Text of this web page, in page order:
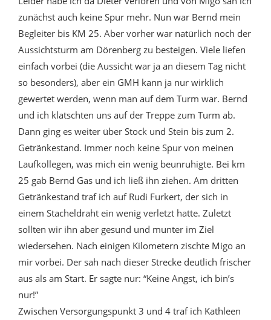
zunächst auch keine Spur mehr. Nun war Bernd mein
Begleiter bis KM 25. Aber vorher war natürlich noch der
Aussichtsturm am Dörenberg zu besteigen. Viele liefen
einfach vorbei (die Aussicht war ja an diesem Tag nicht
so besonders), aber ein GMH kann ja nur wirklich
gewertet werden, wenn man auf dem Turm war. Bernd
und ich klatschten uns auf der Treppe zum Turm ab.
Dann ging es weiter über Stock und Stein bis zum 2.
Getränkestand. Immer noch keine Spur von meinen
Laufkollegen, was mich ein wenig beunruhigte. Bei km
25 gab Bernd Gas und ich ließ ihn ziehen. Am dritten
Getränkestand traf ich auf Rudi Furkert, der sich in
einem Stacheldraht ein wenig verletzt hatte. Zuletzt
sollten wir ihn aber gesund und munter im Ziel
wiedersehen. Nach einigen Kilometern zischte Migo an
mir vorbei. Der sah nach dieser Strecke deutlich frischer
aus als am Start. Er sagte nur: “Keine Angst, ich bin’s
nur!”
Zwischen Versorgungspunkt 3 und 4 traf ich Kathleen